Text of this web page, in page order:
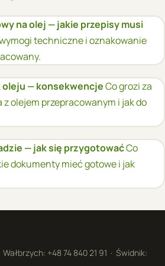
na olej — jakie przepisy musi
techniczne i oznakowanie
oleju — konsekwencjeCo grozi za
olejem przepracowanym i jak do
— jak się przygotowaćCo
dokumenty mieć gotowe i jak
Wałbrzych: +48 74 840 21 91 · Świdnik: